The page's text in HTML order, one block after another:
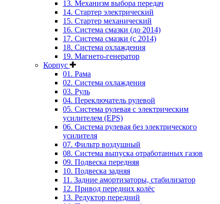
13. Механизм выбора передач
14. Стартер электрический
15. Стартер механический
16. Система смазки (до 2014)
17. Система смазки (с 2014)
18. Система охлаждения
19. Магнето-генератор
Корпус
01. Рама
02. Система охлаждения
03. Руль
04. Переключатель рулевой
05. Система рулевая с электрическим
усилителем (EPS)
06. Система рулевая без электрического
усилителя
07. Фильтр воздушный
08. Система выпуска отработанных газов
09. Подвеска передняя
10. Подвеска задняя
11. Задние амортизаторы, стабилизатор
12. Привод передних колёс
13. Редуктор передний